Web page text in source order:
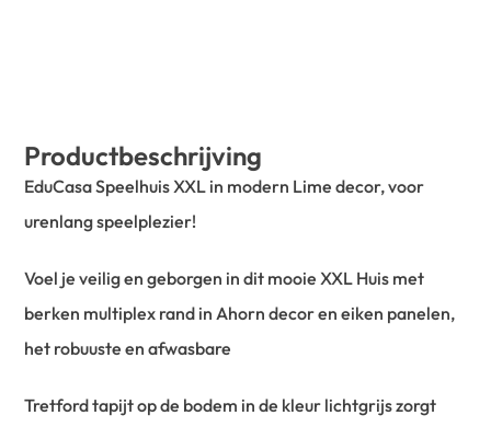
Productbeschrijving
EduCasa Speelhuis XXL in modern Lime decor, voor
urenlang speelplezier!
Voel je veilig en geborgen in dit mooie XXL Huis met
berken multiplex rand in Ahorn decor en eiken panelen,
het robuuste en afwasbare
Tretford tapijt op de bodem in de kleur lichtgrijs zorgt